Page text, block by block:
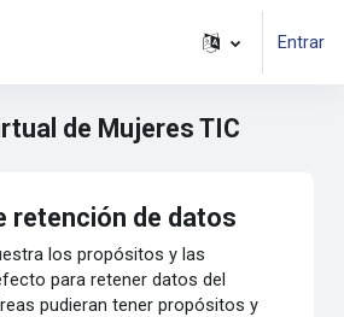
Entrar
de Mujeres TIC
retención de datos
los propósitos y las
para retener datos del
pudieran tener propósitos y